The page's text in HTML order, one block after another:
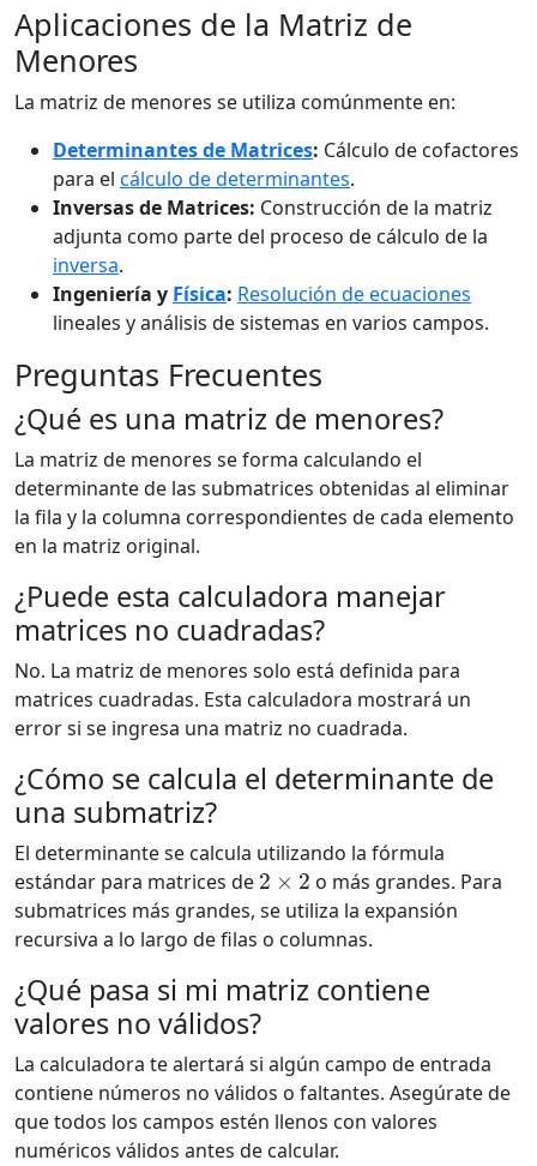
Aplicaciones de la Matriz de
Menores
La matriz de menores se utiliza comúnmente en:
Determinantes de Matrices: Cálculo de cofactores
para el cálculo de determinantes.
Inversas de Matrices: Construcción de la matriz
adjunta como parte del proceso de cálculo de la
inversa.
Ingeniería y Física: Resolución de ecuaciones
lineales y análisis de sistemas en varios campos.
Preguntas Frecuentes
¿Qué es una matriz de menores?
La matriz de menores se forma calculando el
determinante de las submatrices obtenidas al eliminar
la fila y la columna correspondientes de cada elemento
en la matriz original.
¿Puede esta calculadora manejar
matrices no cuadradas?
No. La matriz de menores solo está definida para
matrices cuadradas. Esta calculadora mostrará un
error si se ingresa una matriz no cuadrada.
¿Cómo se calcula el determinante de
una submatriz?
El determinante se calcula utilizando la fórmula
estándar para matrices de
2×2
o más grandes. Para
submatrices más grandes, se utiliza la expansión
recursiva a lo largo de filas o columnas.
¿Qué pasa si mi matriz contiene
valores no válidos?
La calculadora te alertará si algún campo de entrada
contiene números no válidos o faltantes. Asegúrate de
que todos los campos estén llenos con valores
numéricos válidos antes de calcular.